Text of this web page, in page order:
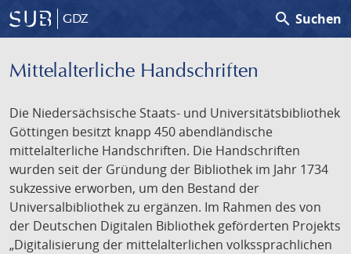
GDZ search Suchen
Mittelalterliche Handschriften
Die Niedersächsische Staats- und Universitätsbibliothek
Göttingen besitzt knapp 450 abendländische
mittelalterliche Handschriften. Die Handschriften
wurden seit der Gründung der Bibliothek im Jahr 1734
sukzessive erworben, um den Bestand der
Universalbibliothek zu ergänzen. Im Rahmen des von
der Deutschen Digitalen Bibliothek geförderten Projekts
„Digitalisierung der mittelalterlichen volkssprachlichen